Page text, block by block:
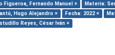
Figueroa, Fernando Manuel × Materia:
Hugo Alejandro × Fecha: 2022 ×
Reyes, César Iván ×